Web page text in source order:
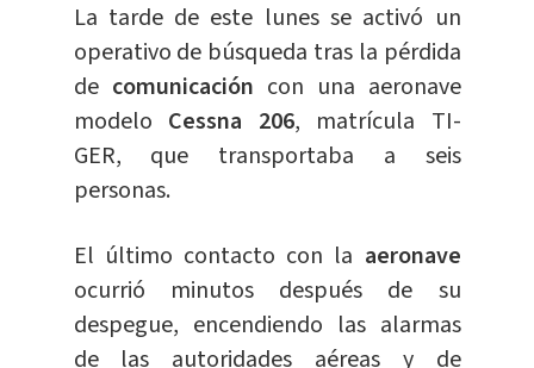
La tarde de este lunes se activó un
operativo de búsqueda tras la pérdida
de comunicación con una aeronave
modelo Cessna 206, matrícula TI-
GER, que transportaba a seis
personas.
El último contacto con la aeronave
ocurrió minutos después de su
despegue, encendiendo las alarmas
de las autoridades aéreas y de